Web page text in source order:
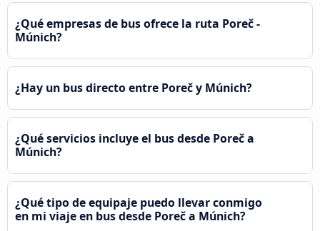
¿Qué empresas de bus ofrece la ruta Poreč -
Múnich?
¿Hay un bus directo entre Poreč y Múnich?
¿Qué servicios incluye el bus desde Poreč a
Múnich?
¿Qué tipo de equipaje puedo llevar conmigo
en mi viaje en bus desde Poreč a Múnich?